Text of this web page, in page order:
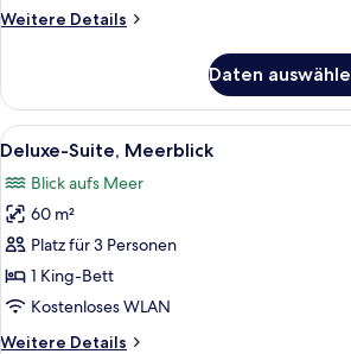
Weitere Details
Weitere
Meerblick
Daten
Alle
Fotos
für
Deluxe-
Suite,
Meerblick
anzeigen
Ein
5
Deluxe-Suite, Meerblick
Blick aufs Meer
60 m²
Platz für 3 Personen
1 King-Bett
Kostenloses WLAN
Weitere Details
Weitere